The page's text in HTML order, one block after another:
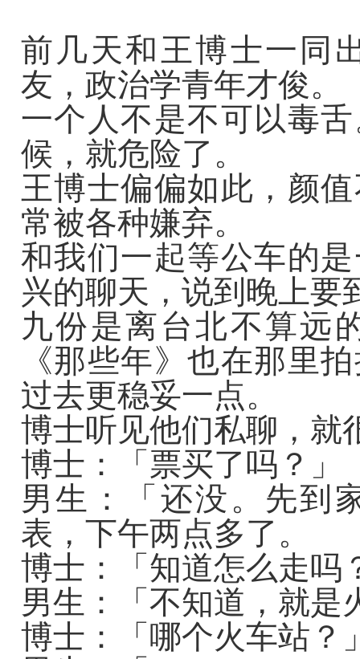
前几天和王博士一同
友，政治学青年才俊。
一个人不是不可以毒
候，就危险了。
王博士偏偏如此，颜
常被各种嫌弃。
和我们一起等公车的
兴的聊天，说到晚上要
九份是离台北不算远
《那些年》也在那里
过去更稳妥一点。
博士听见他们私聊，就
博士：「票买了吗？」
男生：「还没。先到
表，下午两点多了。
博士：「知道怎么走吗
男生：「不知道，就是
博士：「哪个火车站？